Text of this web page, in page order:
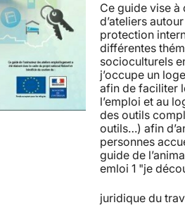
Ce guide vise à
d’ateliers
protection
différentes
socioculturels
j’occupe un
afin de faciliter
l’emploi et au
des outils
outils…) afin
personnes
guide de
emloi 1 "je
juridique du